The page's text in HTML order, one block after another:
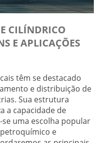
CILÍNDRICO
E APLICAÇÕES
têm se destacado
e distribuição de
Sua estrutura
a capacidade de
uma escolha popular
e